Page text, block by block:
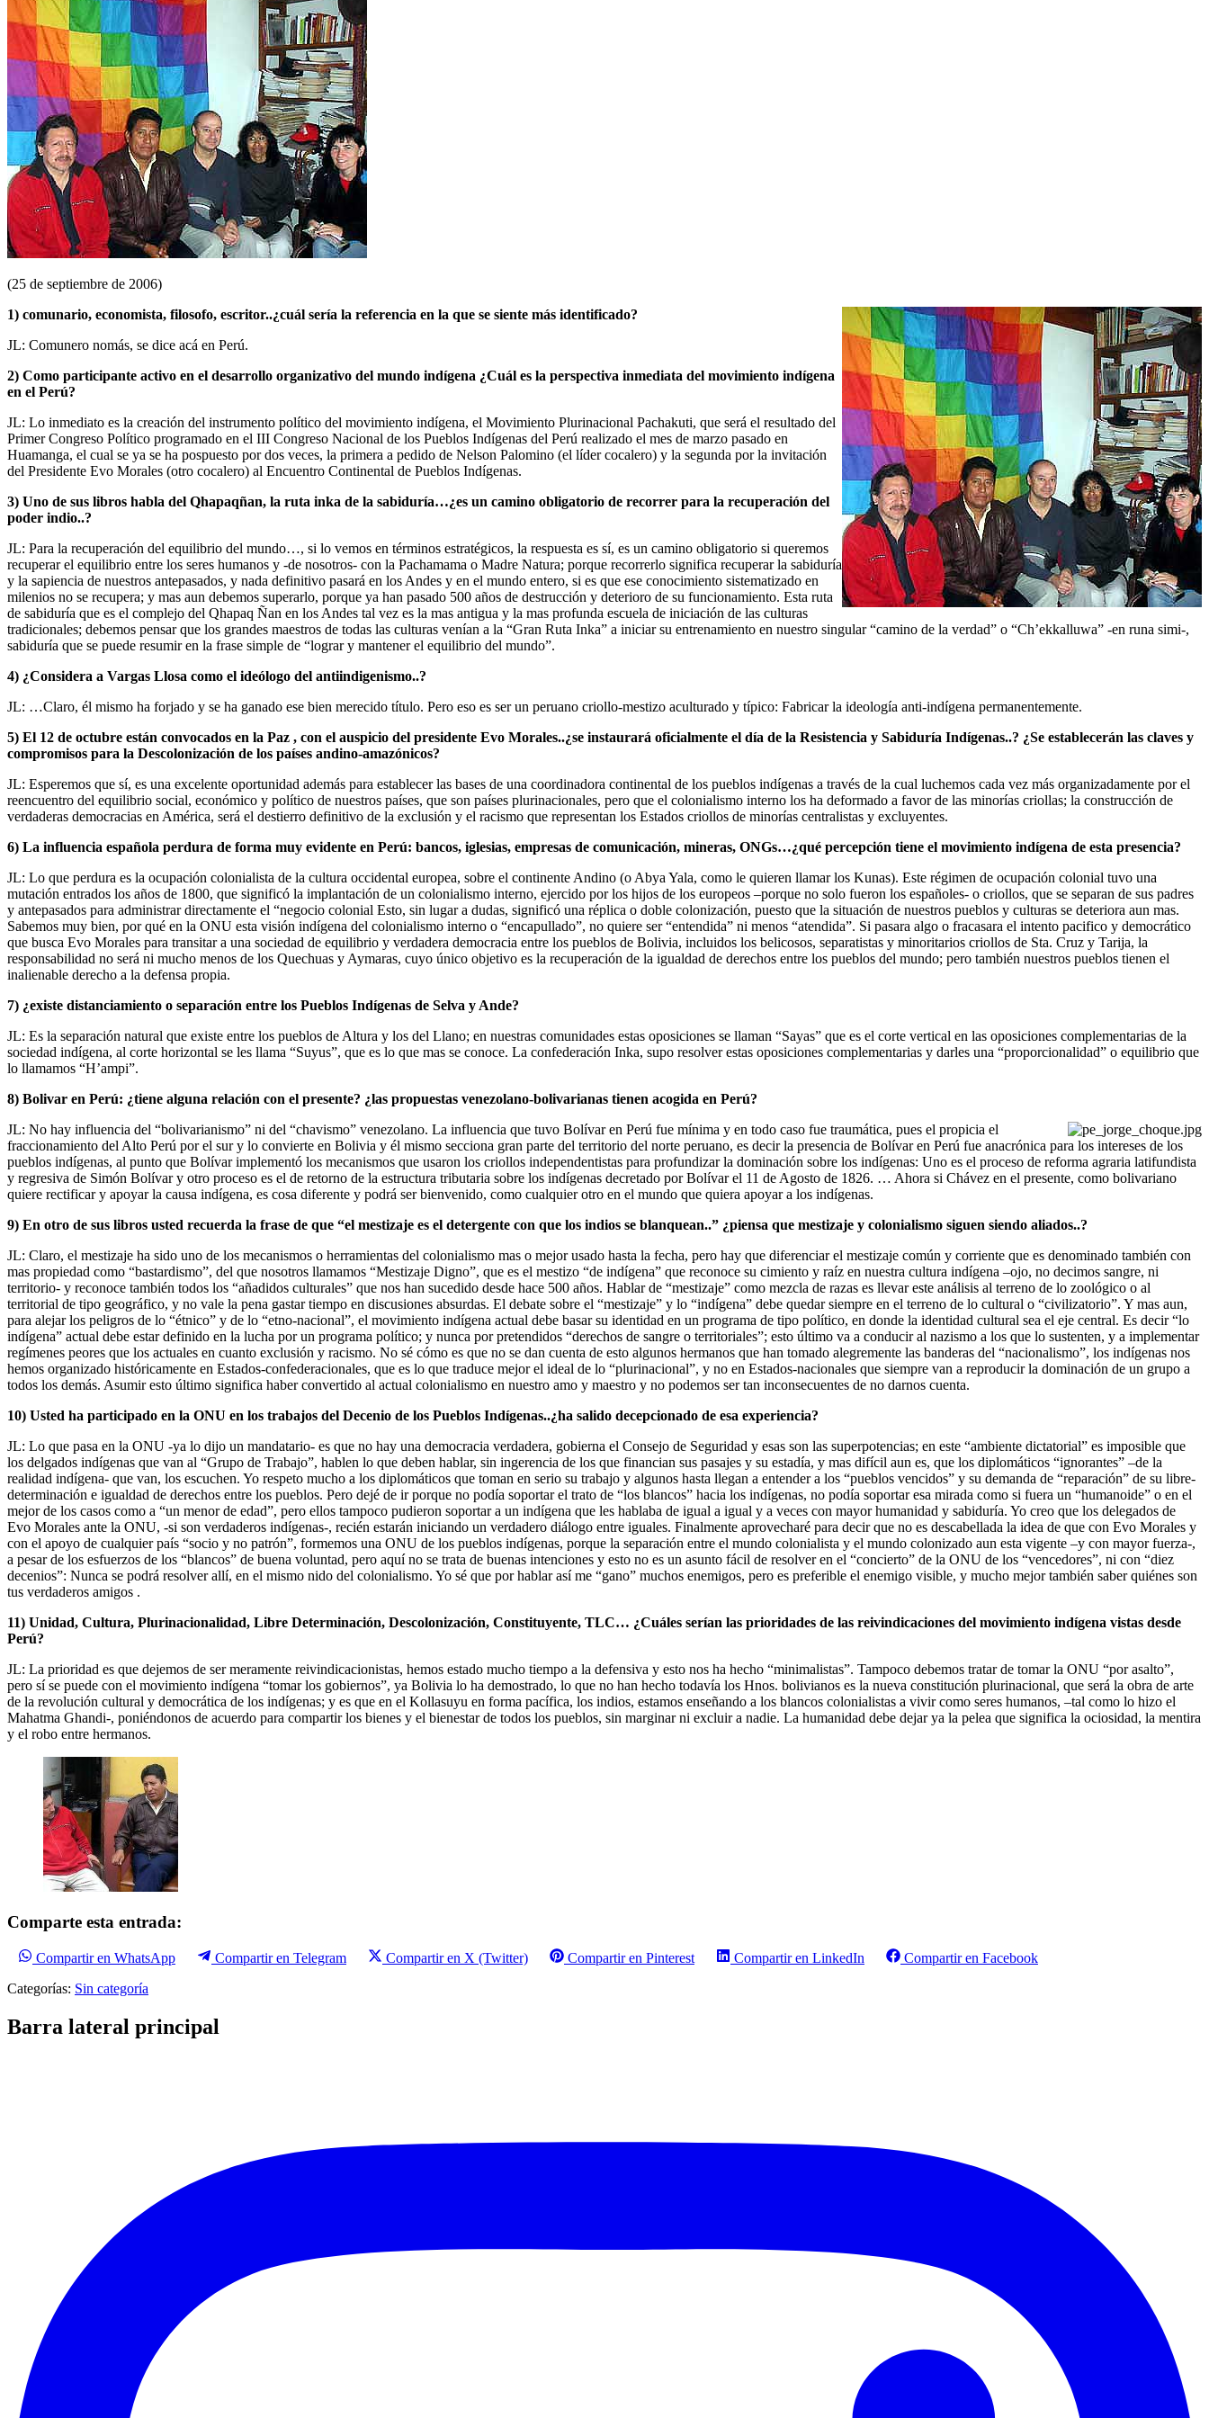
(25 de septiembre de 2006)
1) comunario, economista, filosofo, escritor..¿cuál sería la referencia en la que se siente más identificado?
JL: Comunero nomás, se dice acá en Perú.
2) Como participante activo en el desarrollo organizativo del mundo indígena ¿Cuál es la perspectiva inmediata del movimiento indígena
en el Perú?
JL: Lo inmediato es la creación del instrumento político del movimiento indígena, el Movimiento Plurinacional Pachakuti, que será el resultado del
Primer Congreso Político programado en el III Congreso Nacional de los Pueblos Indígenas del Perú realizado el mes de marzo pasado en
Huamanga, el cual se ya se ha pospuesto por dos veces, la primera a pedido de Nelson Palomino (el líder cocalero) y la segunda por la invitación
del Presidente Evo Morales (otro cocalero) al Encuentro Continental de Pueblos Indígenas.
3) Uno de sus libros habla del Qhapaqñan, la ruta inka de la sabiduría…¿es un camino obligatorio de recorrer para la recuperación del
poder indio..?
JL: Para la recuperación del equilibrio del mundo…, si lo vemos en términos estratégicos, la respuesta es sí, es un camino obligatorio si queremos
recuperar el equilibrio entre los seres humanos y -de nosotros- con la Pachamama o Madre Natura; porque recorrerlo significa recuperar la sabiduría
y la sapiencia de nuestros antepasados, y nada definitivo pasará en los Andes y en el mundo entero, si es que ese conocimiento sistematizado en
milenios no se recupera; y mas aun debemos superarlo, porque ya han pasado 500 años de destrucción y deterioro de su funcionamiento. Esta ruta
de sabiduría que es el complejo del Qhapaq Ñan en los Andes tal vez es la mas antigua y la mas profunda escuela de iniciación de las culturas
tradicionales; debemos pensar que los grandes maestros de todas las culturas venían a la “Gran Ruta Inka” a iniciar su entrenamiento en nuestro singular “camino de la verdad” o “Ch’ekkalluwa” -en runa simi-,
sabiduría que se puede resumir en la frase simple de “lograr y mantener el equilibrio del mundo”.
4) ¿Considera a Vargas Llosa como el ideólogo del antiindigenismo..?
JL: …Claro, él mismo ha forjado y se ha ganado ese bien merecido título. Pero eso es ser un peruano criollo-mestizo aculturado y típico: Fabricar la ideología anti-indígena permanentemente.
5) El 12 de octubre están convocados en la Paz , con el auspicio del presidente Evo Morales..¿se instaurará oficialmente el día de la Resistencia y Sabiduría Indígenas..? ¿Se establecerán las claves y
compromisos para la Descolonización de los países andino-amazónicos?
JL: Esperemos que sí, es una excelente oportunidad además para establecer las bases de una coordinadora continental de los pueblos indígenas a través de la cual luchemos cada vez más organizadamente por el
reencuentro del equilibrio social, económico y político de nuestros países, que son países plurinacionales, pero que el colonialismo interno los ha deformado a favor de las minorías criollas; la construcción de
verdaderas democracias en América, será el destierro definitivo de la exclusión y el racismo que representan los Estados criollos de minorías centralistas y excluyentes.
6) La influencia española perdura de forma muy evidente en Perú: bancos, iglesias, empresas de comunicación, mineras, ONGs…¿qué percepción tiene el movimiento indígena de esta presencia?
JL: Lo que perdura es la ocupación colonialista de la cultura occidental europea, sobre el continente Andino (o Abya Yala, como le quieren llamar los Kunas). Este régimen de ocupación colonial tuvo una
mutación entrados los años de 1800, que significó la implantación de un colonialismo interno, ejercido por los hijos de los europeos –porque no solo fueron los españoles- o criollos, que se separan de sus padres
y antepasados para administrar directamente el “negocio colonial Esto, sin lugar a dudas, significó una réplica o doble colonización, puesto que la situación de nuestros pueblos y culturas se deteriora aun mas.
Sabemos muy bien, por qué en la ONU esta visión indígena del colonialismo interno o “encapullado”, no quiere ser “entendida” ni menos “atendida”. Si pasara algo o fracasara el intento pacifico y democrático
que busca Evo Morales para transitar a una sociedad de equilibrio y verdadera democracia entre los pueblos de Bolivia, incluidos los belicosos, separatistas y minoritarios criollos de Sta. Cruz y Tarija, la
responsabilidad no será ni mucho menos de los Quechuas y Aymaras, cuyo único objetivo es la recuperación de la igualdad de derechos entre los pueblos del mundo; pero también nuestros pueblos tienen el
inalienable derecho a la defensa propia.
7) ¿existe distanciamiento o separación entre los Pueblos Indígenas de Selva y Ande?
JL: Es la separación natural que existe entre los pueblos de Altura y los del Llano; en nuestras comunidades estas oposiciones se llaman “Sayas” que es el corte vertical en las oposiciones complementarias de la
sociedad indígena, al corte horizontal se les llama “Suyus”, que es lo que mas se conoce. La confederación Inka, supo resolver estas oposiciones complementarias y darles una “proporcionalidad” o equilibrio que
lo llamamos “H’ampi”.
8) Bolivar en Perú: ¿tiene alguna relación con el presente? ¿las propuestas venezolano-bolivarianas tienen acogida en Perú?
JL: No hay influencia del “bolivarianismo” ni del “chavismo” venezolano. La influencia que tuvo Bolívar en Perú fue mínima y en todo caso fue traumática, pues el propicia el
fraccionamiento del Alto Perú por el sur y lo convierte en Bolivia y él mismo secciona gran parte del territorio del norte peruano, es decir la presencia de Bolívar en Perú fue anacrónica para los intereses de los
pueblos indígenas, al punto que Bolívar implementó los mecanismos que usaron los criollos independentistas para profundizar la dominación sobre los indígenas: Uno es el proceso de reforma agraria latifundista
y regresiva de Simón Bolívar y otro proceso es el de retorno de la estructura tributaria sobre los indígenas decretado por Bolívar el 11 de Agosto de 1826. … Ahora si Chávez en el presente, como bolivariano
quiere rectificar y apoyar la causa indígena, es cosa diferente y podrá ser bienvenido, como cualquier otro en el mundo que quiera apoyar a los indígenas.
9) En otro de sus libros usted recuerda la frase de que “el mestizaje es el detergente con que los indios se blanquean..” ¿piensa que mestizaje y colonialismo siguen siendo aliados..?
JL: Claro, el mestizaje ha sido uno de los mecanismos o herramientas del colonialismo mas o mejor usado hasta la fecha, pero hay que diferenciar el mestizaje común y corriente que es denominado también con
mas propiedad como “bastardismo”, del que nosotros llamamos “Mestizaje Digno”, que es el mestizo “de indígena” que reconoce su cimiento y raíz en nuestra cultura indígena –ojo, no decimos sangre, ni
territorio- y reconoce también todos los “añadidos culturales” que nos han sucedido desde hace 500 años. Hablar de “mestizaje” como mezcla de razas es llevar este análisis al terreno de lo zoológico o al
territorial de tipo geográfico, y no vale la pena gastar tiempo en discusiones absurdas. El debate sobre el “mestizaje” y lo “indígena” debe quedar siempre en el terreno de lo cultural o “civilizatorio”. Y mas aun,
para alejar los peligros de lo “étnico” y de lo “etno-nacional”, el movimiento indígena actual debe basar su identidad en un programa de tipo político, en donde la identidad cultural sea el eje central. Es decir “lo
indígena” actual debe estar definido en la lucha por un programa político; y nunca por pretendidos “derechos de sangre o territoriales”; esto último va a conducir al nazismo a los que lo sustenten, y a implementar
regímenes peores que los actuales en cuanto exclusión y racismo. No sé cómo es que no se dan cuenta de esto algunos hermanos que han tomado alegremente las banderas del “nacionalismo”, los indígenas nos
hemos organizado históricamente en Estados-confederacionales, que es lo que traduce mejor el ideal de lo “plurinacional”, y no en Estados-nacionales que siempre van a reproducir la dominación de un grupo a
todos los demás. Asumir esto último significa haber convertido al actual colonialismo en nuestro amo y maestro y no podemos ser tan inconsecuentes de no darnos cuenta.
10) Usted ha participado en la ONU en los trabajos del Decenio de los Pueblos Indígenas..¿ha salido decepcionado de esa experiencia?
JL: Lo que pasa en la ONU -ya lo dijo un mandatario- es que no hay una democracia verdadera, gobierna el Consejo de Seguridad y esas son las superpotencias; en este “ambiente dictatorial” es imposible que
los delgados indígenas que van al “Grupo de Trabajo”, hablen lo que deben hablar, sin ingerencia de los que financian sus pasajes y su estadía, y mas difícil aun es, que los diplomáticos “ignorantes” –de la
realidad indígena- que van, los escuchen. Yo respeto mucho a los diplomáticos que toman en serio su trabajo y algunos hasta llegan a entender a los “pueblos vencidos” y su demanda de “reparación” de su libre-
determinación e igualdad de derechos entre los pueblos. Pero dejé de ir porque no podía soportar el trato de “los blancos” hacia los indígenas, no podía soportar esa mirada como si fuera un “humanoide” o en el
mejor de los casos como a “un menor de edad”, pero ellos tampoco pudieron soportar a un indígena que les hablaba de igual a igual y a veces con mayor humanidad y sabiduría. Yo creo que los delegados de
Evo Morales ante la ONU, -si son verdaderos indígenas-, recién estarán iniciando un verdadero diálogo entre iguales. Finalmente aprovecharé para decir que no es descabellada la idea de que con Evo Morales y
con el apoyo de cualquier país “socio y no patrón”, formemos una ONU de los pueblos indígenas, porque la separación entre el mundo colonialista y el mundo colonizado aun esta vigente –y con mayor fuerza-,
a pesar de los esfuerzos de los “blancos” de buena voluntad, pero aquí no se trata de buenas intenciones y esto no es un asunto fácil de resolver en el “concierto” de la ONU de los “vencedores”, ni con “diez
decenios”: Nunca se podrá resolver allí, en el mismo nido del colonialismo. Yo sé que por hablar así me “gano” muchos enemigos, pero es preferible el enemigo visible, y mucho mejor también saber quiénes son
tus verdaderos amigos .
11) Unidad, Cultura, Plurinacionalidad, Libre Determinación, Descolonización, Constituyente, TLC… ¿Cuáles serían las prioridades de las reivindicaciones del movimiento indígena vistas desde
Perú?
JL: La prioridad es que dejemos de ser meramente reivindicacionistas, hemos estado mucho tiempo a la defensiva y esto nos ha hecho “minimalistas”. Tampoco debemos tratar de tomar la ONU “por asalto”,
pero sí se puede con el movimiento indígena “tomar los gobiernos”, ya Bolivia lo ha demostrado, lo que no han hecho todavía los Hnos. bolivianos es la nueva constitución plurinacional, que será la obra de arte
de la revolución cultural y democrática de los indígenas; y es que en el Kollasuyu en forma pacífica, los indios, estamos enseñando a los blancos colonialistas a vivir como seres humanos, –tal como lo hizo el
Mahatma Ghandi-, poniéndonos de acuerdo para compartir los bienes y el bienestar de todos los pueblos, sin marginar ni excluir a nadie. La humanidad debe dejar ya la pelea que significa la ociosidad, la mentira
y el robo entre hermanos.
Comparte esta entrada:
Compartir en WhatsApp Compartir en Telegram Compartir en X (Twitter) Compartir en Pinterest Compartir en LinkedIn
Compartir en Facebook
Categorías: Sin categoría
Barra lateral principal